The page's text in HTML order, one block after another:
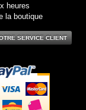
heures
la boutique
SERVICE CLIENT